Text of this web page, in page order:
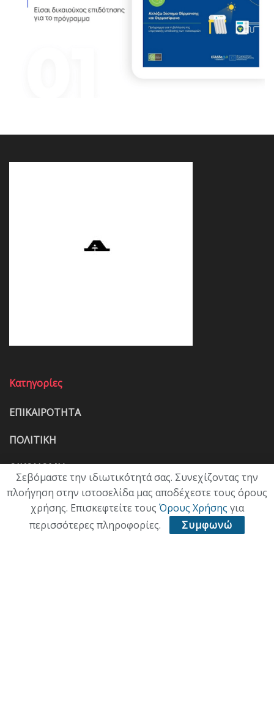
Κατηγορίες
ΕΠΙΚΑΙΡΟΤΗΤΑ
ΠΟΛΙΤΙΚΗ
ΟΙΚΟΝΟΜΙΑ
ΠΟΛΙΤΙΣΜΟΣ
ΥΓΕΙΑ
Σεβόμαστε την ιδιωτικότητά σας. Συνεχίζοντας την
πλοήγηση στην ιστοσελίδα μας αποδέχεστε τους όρους
χρήσης. Επισκεφτείτε τους Όρους Χρήσης για
περισσότερες πληροφορίες.
Συμφωνώ